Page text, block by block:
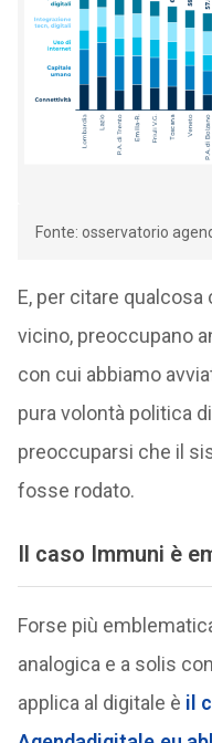
Fonte: osservatorio
E, per citare
vicino, preoccupano
con cui abbiamo
pura volontà politica
preoccuparsi che il
fosse rodato.
Il caso Immuni è
Forse più
analogica e a solis
applica al digitale è il